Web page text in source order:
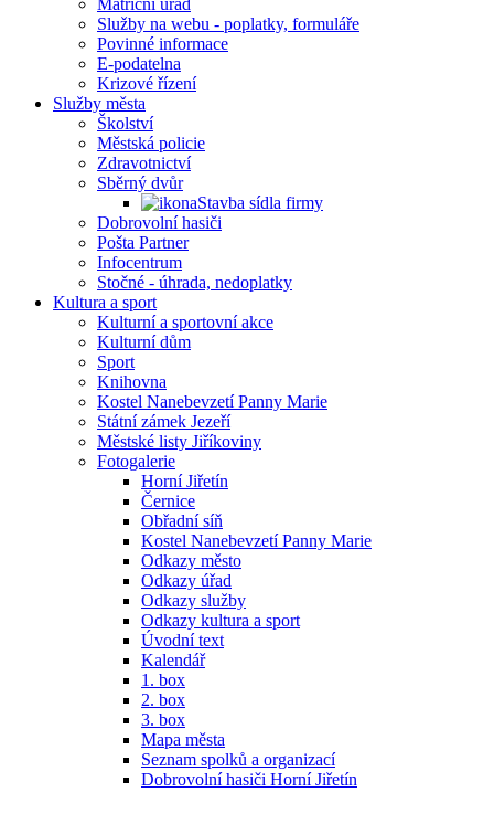
Matriční úřad
Služby na webu - poplatky, formuláře
Povinné informace
E-podatelna
Krizové řízení
Služby města
Školství
Městská policie
Zdravotnictví
Sběrný dvůr
Stavba sídla firmy
Dobrovolní hasiči
Pošta Partner
Infocentrum
Stočné - úhrada, nedoplatky
Kultura a sport
Kulturní a sportovní akce
Kulturní dům
Sport
Knihovna
Kostel Nanebevzetí Panny Marie
Státní zámek Jezeří
Městské listy Jiříkoviny
Fotogalerie
Horní Jiřetín
Černice
Obřadní síň
Kostel Nanebevzetí Panny Marie
Odkazy město
Odkazy úřad
Odkazy služby
Odkazy kultura a sport
Úvodní text
Kalendář
1. box
2. box
3. box
Mapa města
Seznam spolků a organizací
Dobrovolní hasiči Horní Jiřetín